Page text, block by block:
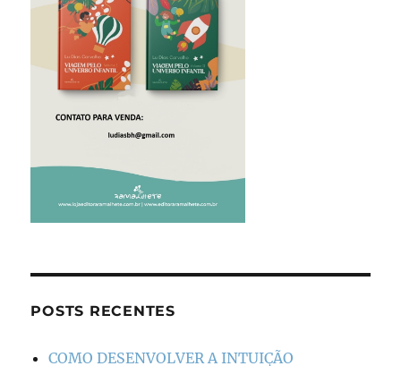
POSTS RECENTES
COMO DESENVOLVER A INTUIÇÃO